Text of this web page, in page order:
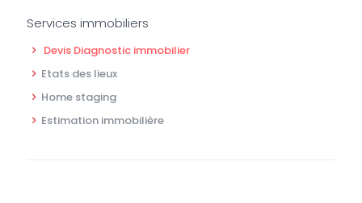
Services immobiliers
Devis Diagnostic immobilier
Etats des lieux
Home staging
Estimation immobilière